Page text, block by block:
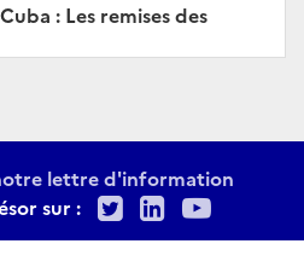
: Les remises des
lettre d'information
sur :
TwitterLinkedIn